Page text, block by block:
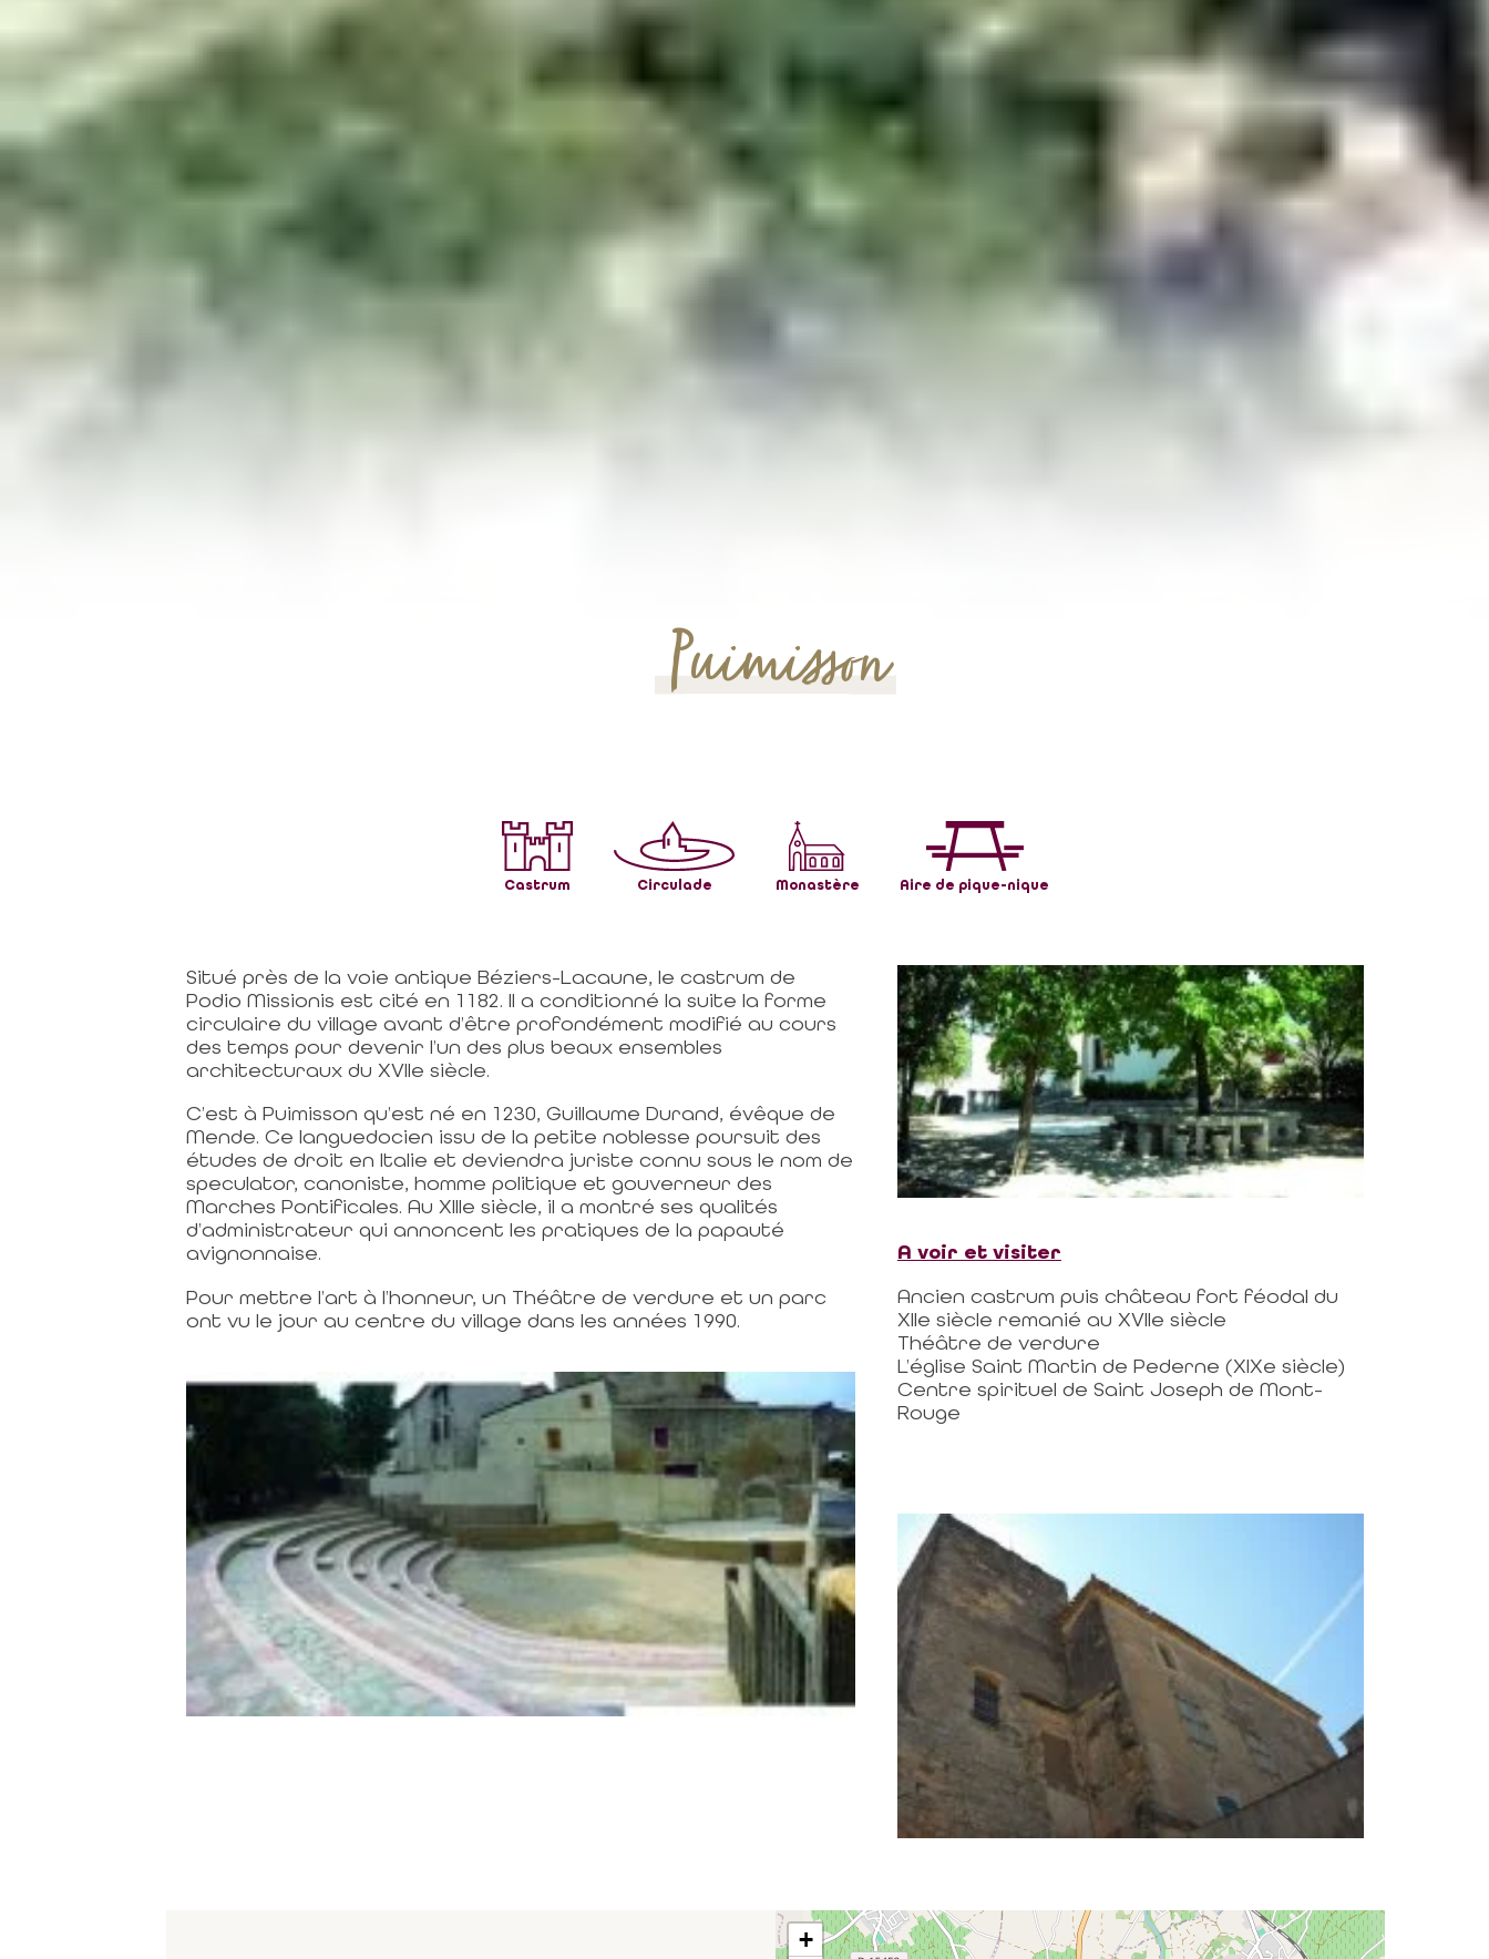
Puimisson
Castrum Circulade Monastère Aire de pique-nique
Situé près de la voie antique Béziers-Lacaune, le castrum de
Podio Missionis est cité en 1182. Il a conditionné la suite la forme
circulaire du village avant d’être profondément modifié au cours
des temps pour devenir l’un des plus beaux ensembles
architecturaux du XVIIe siècle.
C’est à Puimisson qu’est né en 1230, Guillaume Durand, évêque de
Mende. Ce languedocien issu de la petite noblesse poursuit des
études de droit en Italie et deviendra juriste connu sous le nom de
speculator, canoniste, homme politique et gouverneur des
Marches Pontificales. Au XIIIe siècle, il a montré ses qualités
d’administrateur qui annoncent les pratiques de la papauté
avignonnaise.
Pour mettre l’art à l’honneur, un Théâtre de verdure et un parc
ont vu le jour au centre du village dans les années 1990.
A voir et visiter
Ancien castrum puis château fort féodal du
XIIe siècle remanié au XVIIe siècle
Théâtre de verdure
L’église Saint Martin de Pederne (XIXe siècle)
Centre spirituel de Saint Joseph de Mont-
Rouge
+
Plan du site Contact